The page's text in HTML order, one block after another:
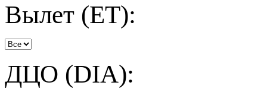
Вылет (ET):
ДЦО (DIA):